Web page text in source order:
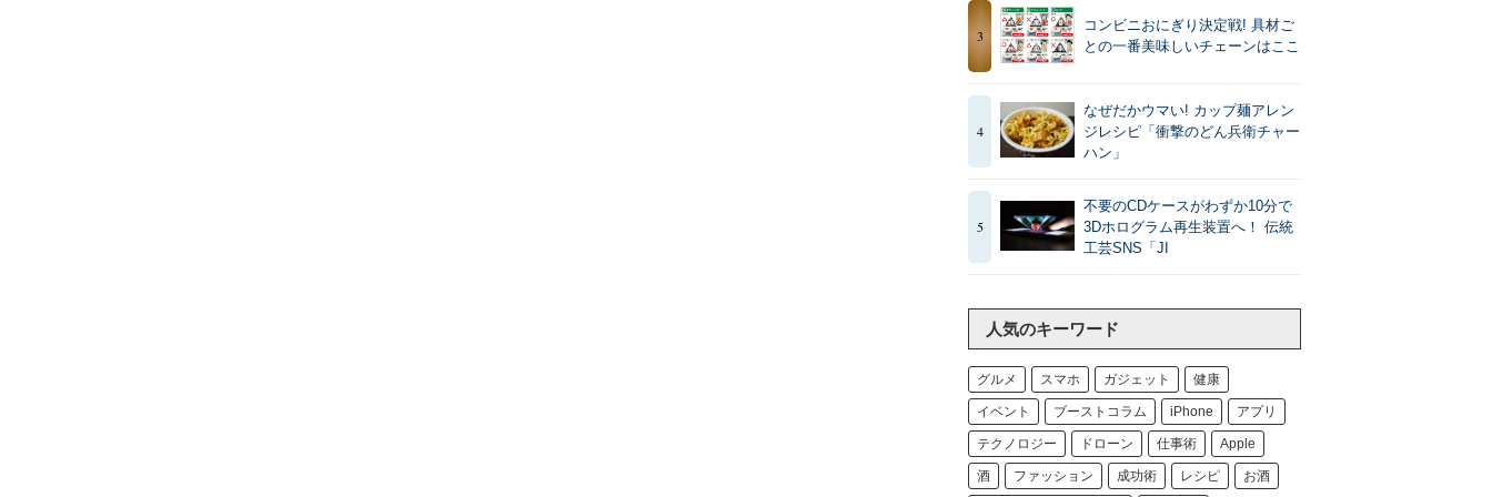
3
コンビニおにぎり決定戦! 具材ご
との一番美味しいチェーンはここ
4
なぜだかウマい! カップ麺アレン
ジレシピ「衝撃のどん兵衛チャー
ハン」
5
不要のCDケースがわずか10分で
3Dホログラム再生装置へ！ 伝統
工芸SNS「JI
人気のキーワード
グルメ スマホ ガジェット 健康
イベント ブーストコラム iPhone アプリ
テクノロジー ドローン 仕事術 Apple
酒 ファッション 成功術 レシピ お酒